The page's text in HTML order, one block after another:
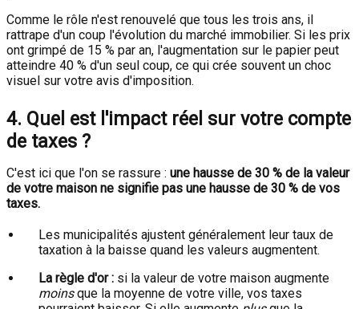
Comme le rôle n'est renouvelé que tous les trois ans, il
rattrape d'un coup l'évolution du marché immobilier. Si les prix
ont grimpé de 15 % par an, l'augmentation sur le papier peut
atteindre 40 % d'un seul coup, ce qui crée souvent un choc
visuel sur votre avis d'imposition.
4. Quel est l'impact réel sur votre compte
de taxes ?
C'est ici que l'on se rassure : une hausse de 30 % de la valeur
de votre maison ne signifie pas une hausse de 30 % de vos
taxes.
Les municipalités ajustent généralement leur taux de
taxation à la baisse quand les valeurs augmentent.
La règle d'or : si la valeur de votre maison augmente
moinsque la moyenne de votre ville, vos taxes